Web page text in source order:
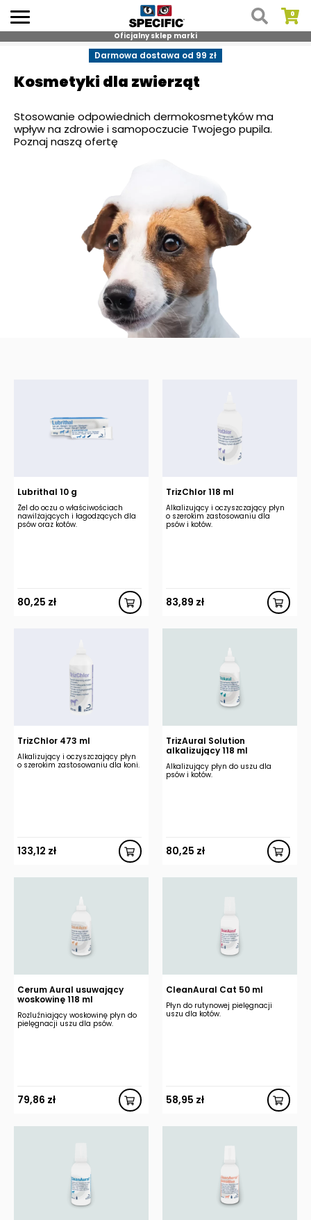
content
Oficjalny sklep marki
Darmowa dostawa od 99 zł
Kosmetyki dla zwierząt
Stosowanie odpowiednich dermokosmetyków ma
wpływ na zdrowie i samopoczucie Twojego pupila.
Poznaj naszą ofertę
Lubrithal 10 g
Żel do oczu o właściwościach
nawilżających i łagodzących dla
psów oraz kotów.
80,25 zł
TrizChlor 118 ml
Alkalizujący i oczyszczający płyn
o szerokim zastosowaniu dla
psów i kotów.
83,89 zł
TrizChlor 473 ml
Alkalizujący i oczyszczający płyn
o szerokim zastosowaniu dla koni.
133,12 zł
TrizAural Solution
alkalizujący 118 ml
Alkalizujący płyn do uszu dla
psów i kotów.
80,25 zł
Cerum Aural usuwający
woskowinę 118 ml
Rozluźniający woskowinę płyn do
pielęgnacji uszu dla psów.
79,86 zł
CleanAural Cat 50 ml
Płyn do rutynowej pielęgnacji
uszu dla kotów.
58,95 zł